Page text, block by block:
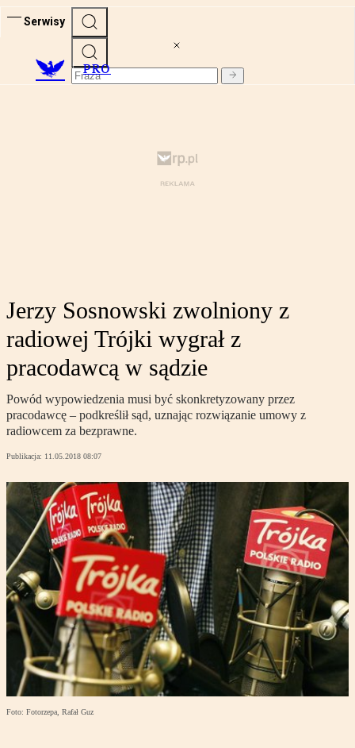
Serwisy
PRO
Jerzy Sosnowski zwolniony z
radiowej Trójki wygrał z
pracodawcą w sądzie
Powód wypowiedzenia musi być skonkretyzowany przez
pracodawcę – podkreślił sąd, uznając rozwiązanie umowy z
radiowcem za bezprawne.
Publikacja: 11.05.2018 08:07
Foto: Fotorzepa, Rafał Guz